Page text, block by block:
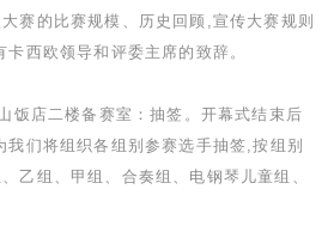
赛的比赛规模、历史回顾,宣传大赛规则
西欧领导和评委主席的致辞。
饭店二楼备赛室：抽签。 开幕式结束后
我们将组织各组别参赛选手抽签,按组别
乙组、甲组、合奏组、电钢琴儿童组、